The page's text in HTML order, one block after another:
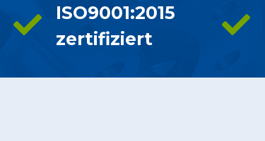
ISO9001:2015
zertifiziert